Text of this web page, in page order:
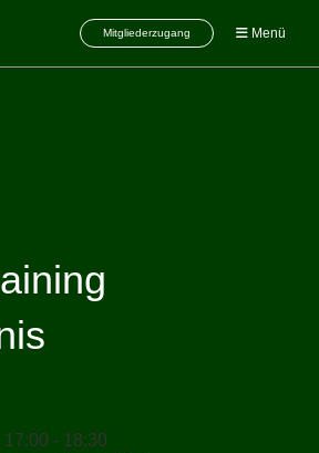
Mitgliederzugang Menü
- 18:30